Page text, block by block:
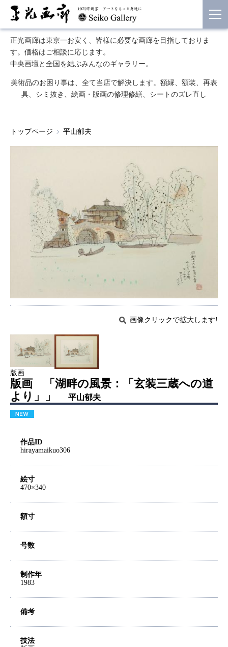
正光画廊は東京一お安く、皆様に必要な画廊を目指しておりま
す。価格はご相談に応じます。
中央画壇と全国を結ぶみんなのギャラリー。
美術品のお困り事は、全て当店で解決します。額縁、額装、再表
具、シミ抜き、絵画・版画の修理修繕、シートのズレ直し
トップページ 平山郁夫
画像クリックで拡大します!
版画
版画 「湖畔の風景：「玄装三蔵への道
より」」
平山郁夫
作品ID
hirayamaikuo306
絵寸
470×340
額寸
号数
制作年
1983
備考
技法